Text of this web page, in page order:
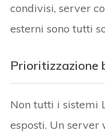
condivisi, server
esterni sono tutti
Prioritizzazione
Non tutti i sistemi
esposti. Un